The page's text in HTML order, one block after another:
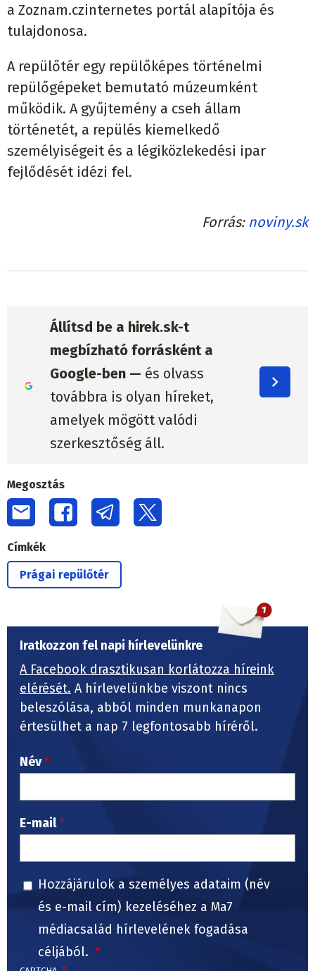
a Zoznam.czinternetes portál alapítója és
tulajdonosa.
A repülőtér egy repülőképes történelmi
repülőgépeket bemutató múzeumként
működik. A gyűjtemény a cseh állam
történetét, a repülés kiemelkedő
személyiségeit és a légiközlekedési ipar
fejlődését idézi fel.
Forrás noviny.sk
Állítsd be a hirek.sk-t
megbízható forrásként a
Google-ben — és olvass
továbbra is olyan híreket,
amelyek mögött valódi
szerkesztőség áll.
Megosztás
Címkék
Prágai repülőtér
Iratkozzon fel napi hírlevelünkre
A Facebook drasztikusan korlátozza híreink
elérését. A hírlevelünkbe viszont nincs
beleszólása, abból minden munkanapon
értesülhet a nap 7 legfontosabb híréről.
Név
E-mail
Hozzájárulok a személyes adataim (név
és e-mail cím) kezeléséhez a Ma7
médiacsalád hírlevelének fogadása
céljából.